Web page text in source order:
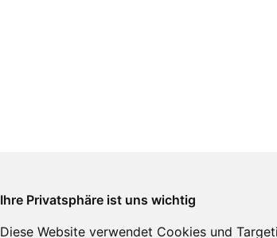
Ihre Privatsphäre ist uns wichtig
Diese Website verwendet Cookies und